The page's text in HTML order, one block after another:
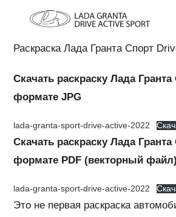
Раскраска Лада Гранта Спорт
Скачать раскраску Лада
формате JPG
lada-granta-sport-drive-active-2022
Скачать раскраску Лада
формате PDF (векторный файл)
lada-granta-sport-drive-active-2022
Это не первая раскраска